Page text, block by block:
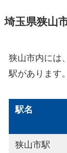
埼玉県狭山
狭山市内には
駅があります。
駅名
狭山市駅